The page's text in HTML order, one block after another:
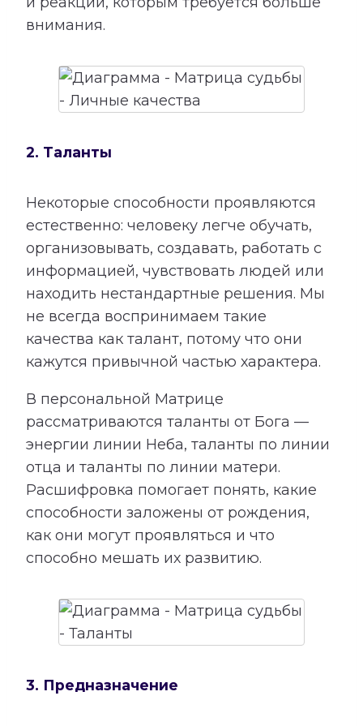
внимания.
2. Таланты
Некоторые способности проявляются
естественно: человеку легче обучать,
организовывать, создавать, работать с
информацией, чувствовать людей или
находить нестандартные решения. Мы
не всегда воспринимаем такие
качества как талант, потому что они
кажутся привычной частью характера.
В персональной Матрице
рассматриваются таланты от Бога —
энергии линии Неба, таланты по линии
отца и таланты по линии матери.
Расшифровка помогает понять, какие
способности заложены от рождения,
как они могут проявляться и что
способно мешать их развитию.
3. Предназначение